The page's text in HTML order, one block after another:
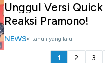
Unggul Versi
Reaksi Pramono!
NEWS 1 tahun yang lalu
1 2 3